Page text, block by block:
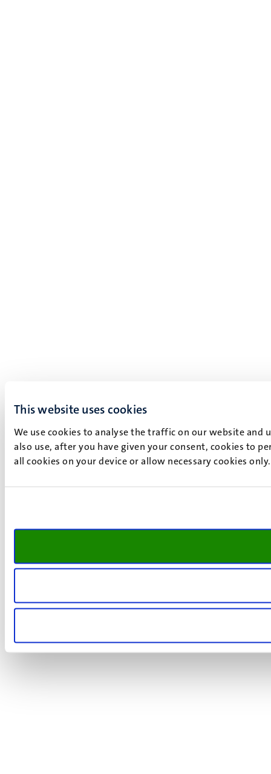
This website uses cookies
We use cookies to analyse the traffic on our website and
also use, after you have given your consent, cookies to
all cookies on your device or allow necessary cookies